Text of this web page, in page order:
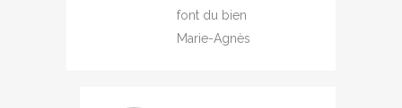
font du bien
Marie-Agnès